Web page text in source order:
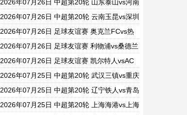
国安 全场录像
2026年07月26日 中超第20轮 山东泰山vs河南
全场录像
2026年07月26日 中超第20轮 云南玉昆vs深圳
新鹏城 全场录像
2026年07月26日 足球友谊赛 奥克兰FCvs热
刺 全场录像
2026年07月26日 足球友谊赛 利物浦vs桑德兰
全场录像
2026年07月26日 足球友谊赛 凯尔特人vsAC
米兰 全场录像
2026年07月25日 中超第20轮 武汉三镇vs重庆
铜梁龙 全场录像
2026年07月25日 中超第20轮 辽宁铁人vs青岛
西海岸 全场录像
2026年07月25日 中超第20轮 上海海港vs上海